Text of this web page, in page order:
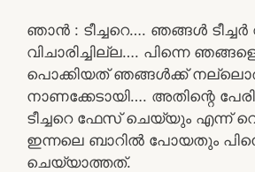
ഞാൻ : ടീച്ചറെ…. ഞങ്ങൾ
വിചാരിച്ചില്ല…. പിന്നെ
പൊക്കിയത് ഞങ്ങൾക്ക്
നാണക്കേടായി…. അതിന്റെ
ടീച്ചറെ ഫേസ് ചെയ്യും എന്ന്
ഇന്നലെ ബാറിൽ പോയതും
ചെയ്യാത്തത്.